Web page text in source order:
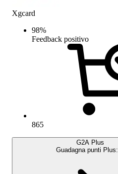
Xgcard
98%
Feedback positivo
865
G2A Plus
Guadagna punti Plus: